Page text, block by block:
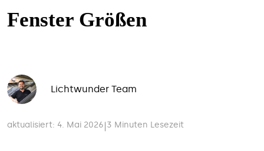
Fenster Größen
Lichtwunder Team
aktualisiert: 4. Mai 2026|3 Minuten Lesezeit